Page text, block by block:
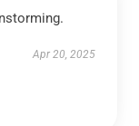
Apr 20, 2025